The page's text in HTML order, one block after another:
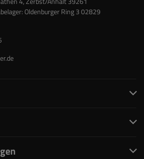
Oldenburger Ring 3 02829